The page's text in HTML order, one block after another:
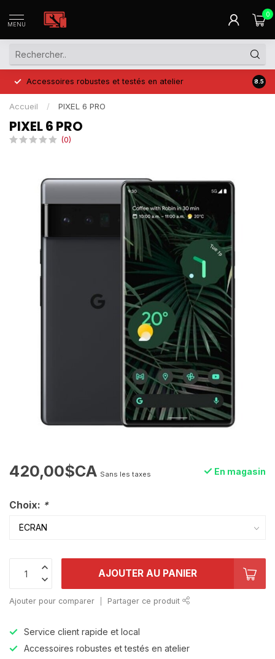
MENU
0
Accessoires robustes et testés en atelier Prix
8.5
Accueil / PIXEL 6 PRO
PIXEL 6 PRO
(0)
420,00$CA Sans les taxes En magasin
Choix: *
AJOUTER AU PANIER
Ajouter pour comparer Partager ce produit
Service client rapide et local
Accessoires robustes et testés en atelier